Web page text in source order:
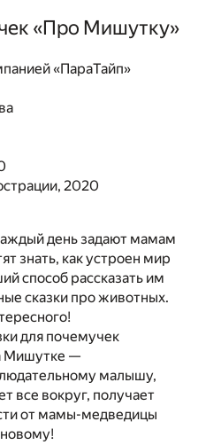
«Про Мишутку»
«ПараТайп»
2020
день задают мамам
знать, как устроен мир
способ рассказать им
сказки про животных.
для почемучек
Мишутке —
малышу,
все вокруг, получает
от мамы-медведицы